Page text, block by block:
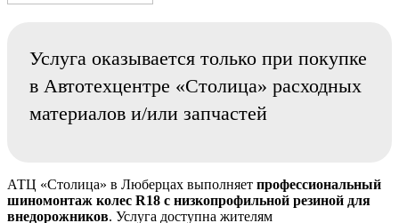
Услуга оказывается только при покупке
в Автотехцентре «Столица» расходных
материалов и/или запчастей
АТЦ «Столица» в Люберцах выполняет профессиональный
шиномонтаж колес R18 с низкопрофильной резиной для
внедорожников. Услуга доступна жителям